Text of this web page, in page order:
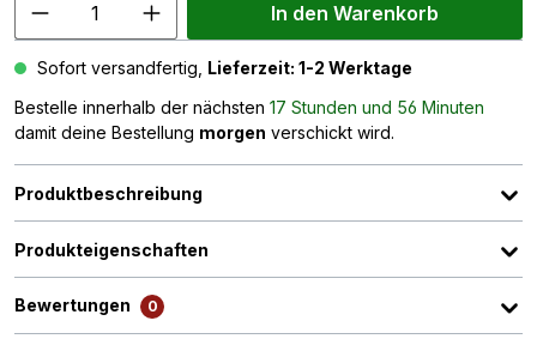
In den Warenkorb
Sofort versandfertig, Lieferzeit: 1-2 Werktage
Bestelle innerhalb der nächsten 17 Stunden und 56 Minuten
damit deine Bestellung morgen verschickt wird.
Produktbeschreibung
Produkteigenschaften
Bewertungen 0